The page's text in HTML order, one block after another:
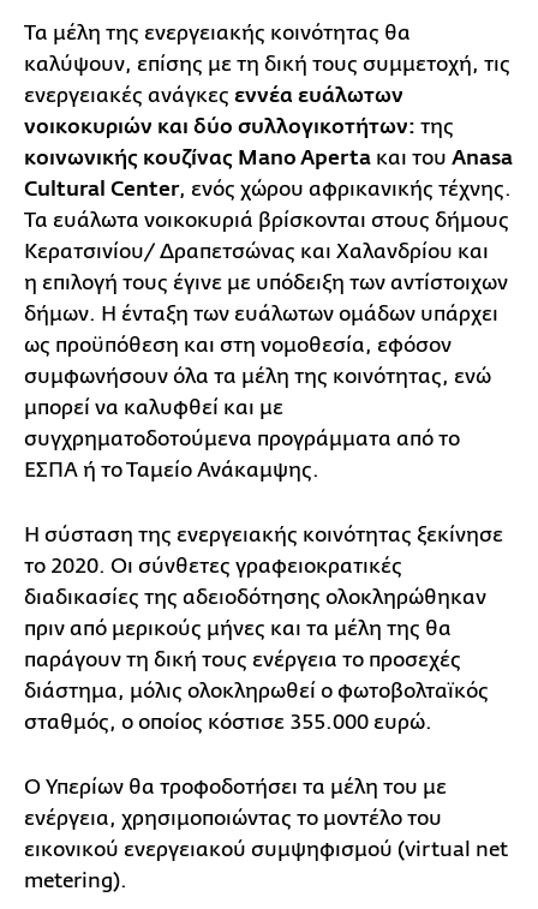
Τα μέλη της ενεργειακής κοινότητας θα
καλύψουν, επίσης με τη δική τους συμμετοχή, τις
ενεργειακές ανάγκες εννέα ευάλωτων
νοικοκυριών και δύο συλλογικοτήτων: της
κοινωνικής κουζίνας Mano Aperta και του Anasa
Cultural Center, ενός χώρου αφρικανικής τέχνης.
Τα ευάλωτα νοικοκυριά βρίσκονται στους δήμους
Κερατσινίου/ Δραπετσώνας και Χαλανδρίου και
η επιλογή τους έγινε με υπόδειξη των αντίστοιχων
δήμων. Η ένταξη των ευάλωτων ομάδων υπάρχει
ως προϋπόθεση και στη νομοθεσία, εφόσον
συμφωνήσουν όλα τα μέλη της κοινότητας, ενώ
μπορεί να καλυφθεί και με
συγχρηματοδοτούμενα προγράμματα από το
ΕΣΠΑ ή το Ταμείο Ανάκαμψης.
Η σύσταση της ενεργειακής κοινότητας ξεκίνησε
το 2020. Οι σύνθετες γραφειοκρατικές
διαδικασίες της αδειοδότησης ολοκληρώθηκαν
πριν από μερικούς μήνες και τα μέλη της θα
παράγουν τη δική τους ενέργεια το προσεχές
διάστημα, μόλις ολοκληρωθεί ο φωτοβολταϊκός
σταθμός, ο οποίος κόστισε 355.000 ευρώ.
Ο Υπερίων θα τροφοδοτήσει τα μέλη του με
ενέργεια, χρησιμοποιώντας το μοντέλο του
εικονικού ενεργειακού συμψηφισμού (virtual net
metering).